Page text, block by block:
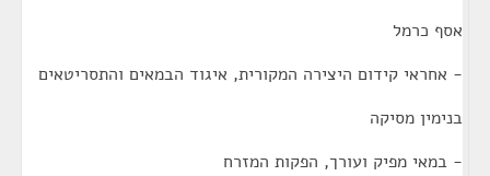
אסף כרמל
- אחראי קידום היצירה המקורית, איגוד הבמאים והתסריטאים
בנימין מסיקה
- במאי מפיק ועורך, הפקות המזרח